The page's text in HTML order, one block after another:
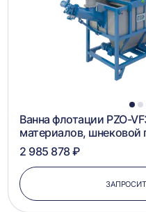
1 2
Ванна флотации PZO-
материалов, шнековой
2 985 878 ₽